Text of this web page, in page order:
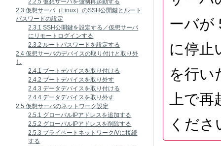
2.2.5 仮想サーバを強制再起動する
2.3 仮想サーバ（Linux）のSSH公開鍵とルート
パスワードの設定
2.3.1 SSH公開鍵を設定する／仮想サーバ
にリモートログインする
2.3.2 ルートパスワードを設定する
2.4 仮想サーバのデバイスの取り付けと取り外
し
2.4.1 ブートデバイスを取り付ける
2.4.2 ブートデバイスを取り外す
2.4.3 データデバイスを取り付ける
2.4.4 データデバイスを取り外す
2.5 仮想サーバのネットワーク設定
2.5.1 グローバルIPアドレスを追加する
2.5.2 グローバルIPアドレスを削除する
2.5.3 プライベートネットワーク/Vに接続
する
ーバが
に停止
を行い
上で
くださ